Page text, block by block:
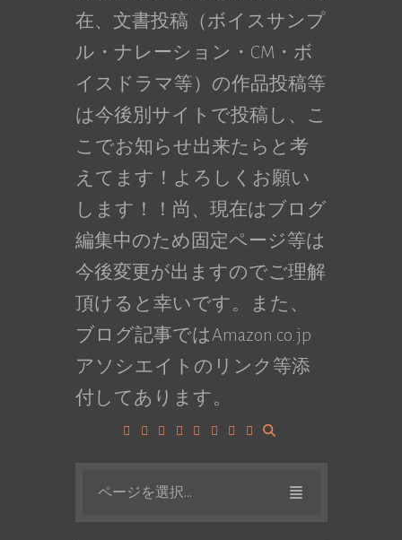
在、文書投稿（ボイスサンプ
ル・ナレーション・CM・ボ
イスドラマ等）の作品投稿等
は今後別サイトで投稿し、こ
こでお知らせ出来たらと考
えてます！よろしくお願い
します！！尚、現在はブログ
編集中のため固定ページ等は
今後変更が出ますのでご理解
頂けると幸いです。また、
ブログ記事ではAmazon.co.jp
アソシエイトのリンク等添
付してあります。
ページを選択...